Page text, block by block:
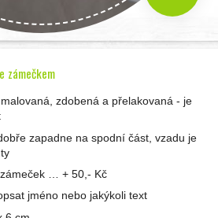
zámečkem
zdobená a přelakovaná - je
zapadne na spodní část, vzadu je
… + 50,- Kč
jméno nebo jakýkoli text